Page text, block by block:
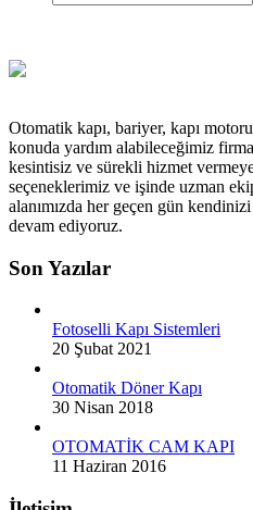
Otomatik kapı, bariyer, kapı
konuda yardım alabileceğimiz
kesintisiz ve sürekli hizmet
seçeneklerimiz ve işinde uzman
alanımızda her geçen gün
devam ediyoruz.
Son Yazılar
Fotoselli Kapı Sistemleri
20 Şubat 2021
Otomatik Döner Kapı
30 Nisan 2018
OTOMATİK CAM KAPI
11 Haziran 2016